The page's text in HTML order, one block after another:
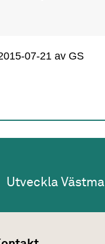
07-21 av GS
Utveckla